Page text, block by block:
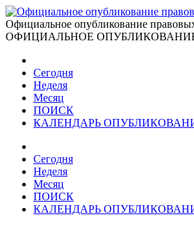
Официальное опубликование
ОФИЦИАЛЬНОЕ
Сегодня
Неделя
Месяц
ПОИСК
КАЛЕНДАРЬ
Сегодня
Неделя
Месяц
ПОИСК
КАЛЕНДАРЬ